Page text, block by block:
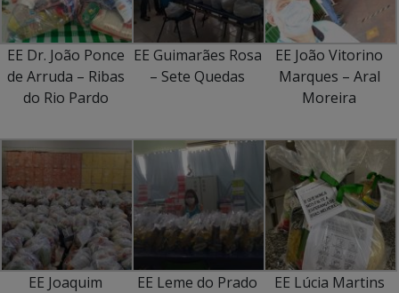
EE Dr. João Ponce
de Arruda – Ribas
do Rio Pardo
EE Guimarães Rosa
– Sete Quedas
EE João Vitorino
Marques – Aral
Moreira
EE Joaquim
EE Leme do Prado
EE Lúcia Martins